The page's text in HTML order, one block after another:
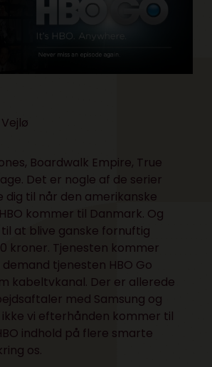
Boardwalk Empire, True
Det er nogle af de serier
til når den amerikanske
kommer til Danmark. Og
at blive ganske fornuftig
kroner. Tjenesten kommer
tjenesten HBO Go
kabeltvkanal. Der er allerede
med Samsung og
ikke vi efterhånden kommer til
indhold på flere smarte
os.